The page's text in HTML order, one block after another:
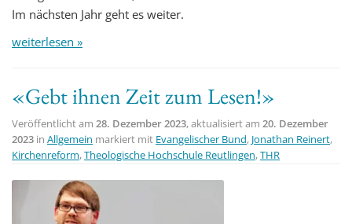
Im nächsten Jahr geht es weiter.
weiterlesen »
«Gebt ihnen Zeit zum Lesen!»
Veröffentlicht am 28. Dezember 2023, aktualisiert am 20. Dezember
2023 in Allgemein markiert mit Evangelischer Bund, Jonathan Reinert,
Kirchenreform,Theologische Hochschule Reutlingen,THR